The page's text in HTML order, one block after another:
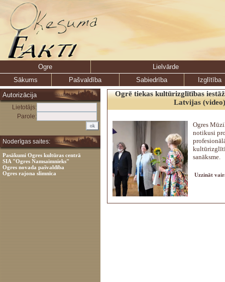
Ogre
Lielvārde
Sākums
Pašvaldība Sabiedrība
Izglītība
Autorizācija
Lietotājs:
Parole:
Noderīgas saites:
Pasākumi Ogres kultūras centrā
SIA "Ogres Namsaimnieks"
Ogres novada pašvaldība
Ogres rajona slimnīca
Ogrē tiekas kultūrizglītības
Latvijas (video)
Ogres
notikusi
sanāksme.
Uzzināt